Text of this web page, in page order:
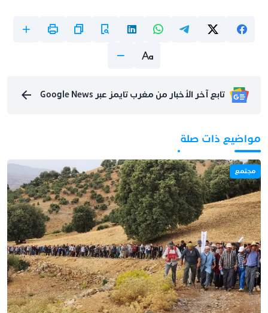
تابع آخر الأخبار من مغرب تايمز عبر Google News
مواضيع ذات صلة
مجتمع